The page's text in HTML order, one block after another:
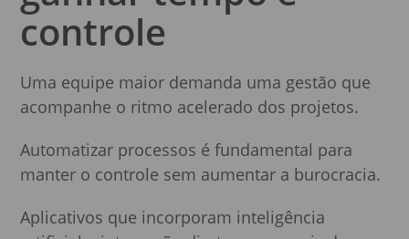
controle
Uma equipe maior demanda uma gestão que
acompanhe o ritmo acelerado dos projetos.
Automatizar processos é fundamental para
manter o controle sem aumentar a burocracia.
Aplicativos que incorporam inteligência